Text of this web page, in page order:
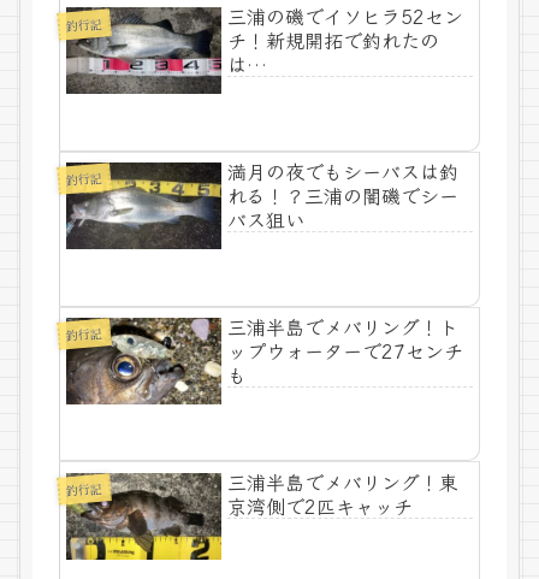
釣行記
三浦の磯でイソヒラ52セン
チ！新規開拓で釣れたの
は…
釣行記
満月の夜でもシーバスは釣
れる！？三浦の闇磯でシー
バス狙い
釣行記
三浦半島でメバリング！ト
ップウォーターで27センチ
も
釣行記
三浦半島でメバリング！東
京湾側で2匹キャッチ